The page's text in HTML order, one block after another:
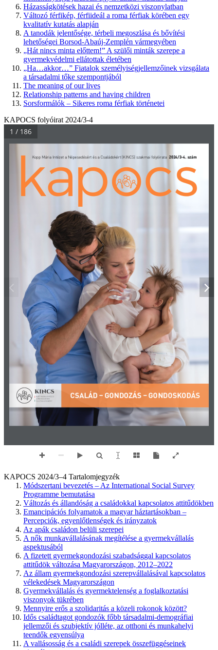
Házasságkötések hazai és nemzetközi viszonylatban
Változó férfikép, férfiideál a roma férfiak körében egy
kvalitatív kutatás alapján
A tanodák jelentősége, térbeli megoszlása és bővítési
lehetőségei Borsod-Abaúj-Zemplén vármegyében
„Hát nincs minta előttem!” A szülői minták szerepe a
gyermekvédelmi ellátottak életében
„Ha…akkor…” Fiatalok személyiségjellemzőinek vizsgálata
a társadalmi tőke szempontjából
The meaning of our lives
Relationship patterns and having children
Sorsformálók – Sikeres roma férfiak történetei
KAPOCS folyóirat 2024/3-4
KAPOCS 2024/3–4 Tartalomjegyzék
Módszertani bevezetés – Az International Social Survey
Programme bemutatása
Változás és állandóság a családokkal kapcsolatos attitűdökben
Emancipációs folyamatok a magyar háztartásokban –
Percepciók, egyenlőtlenségek és irányzatok
Az apák családon belüli szerepei
A nők munkavállalásának megítélése a gyermekvállalás
aspektusából
A fizetett gyermekgondozási szabadsággal kapcsolatos
attitűdök változása Magyarországon, 2012–2022
Az állam gyermekgondozási szerepvállalásával kapcsolatos
vélekedések Magyarországon
Gyermekvállalás és gyermektelenség a foglalkoztatási
viszonyok tükrében
Mennyire erős a szolidaritás a közeli rokonok között?
Idős családtagot gondozók főbb társadalmi-demográfiai
jellemzői és szubjektív jólléte, az otthoni és munkahelyi
teendők egyensúlya
A vallásosság és a családi szerepek összefüggéseinek